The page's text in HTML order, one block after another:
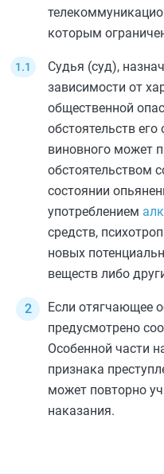
которым
Судья (суд),
зависимости от
общественной
обстоятельств
виновного может
обстоятельством
состоянии
употреблением
средств,
новых
веществ либо
Если отягчающее
предусмотрено
Особенной части
признака
может повторно
наказания.